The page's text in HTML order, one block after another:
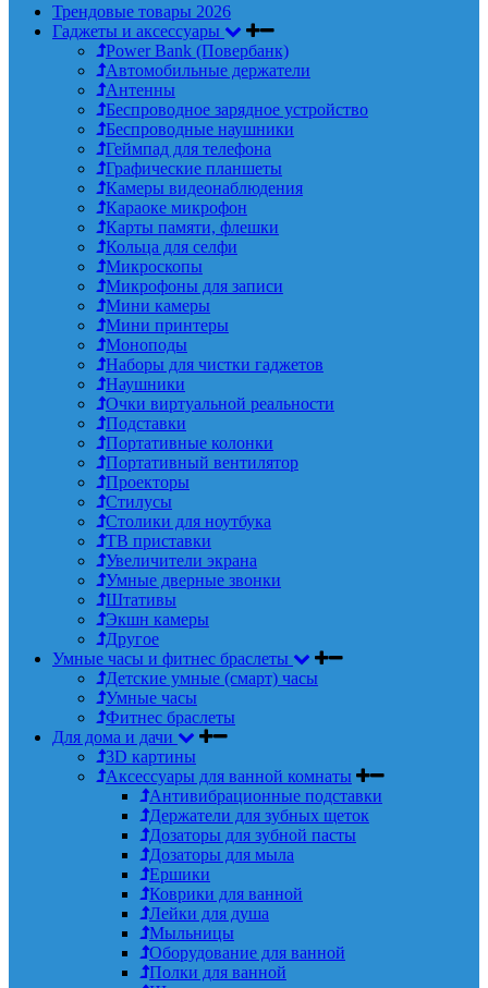
Трендовые товары 2026
Гаджеты и аксессуары
Power Bank (Повербанк)
Автомобильные держатели
Антенны
Беспроводное зарядное устройство
Беспроводные наушники
Геймпад для телефона
Графические планшеты
Камеры видеонаблюдения
Караоке микрофон
Карты памяти, флешки
Кольца для селфи
Микроскопы
Микрофоны для записи
Мини камеры
Мини принтеры
Моноподы
Наборы для чистки гаджетов
Наушники
Очки виртуальной реальности
Подставки
Портативные колонки
Портативный вентилятор
Проекторы
Стилусы
Столики для ноутбука
ТВ приставки
Увеличители экрана
Умные дверные звонки
Штативы
Экшн камеры
Другое
Умные часы и фитнес браслеты
Детские умные (смарт) часы
Умные часы
Фитнес браслеты
Для дома и дачи
3D картины
Аксессуары для ванной комнаты
Антивибрационные подставки
Держатели для зубных щеток
Дозаторы для зубной пасты
Дозаторы для мыла
Ершики
Коврики для ванной
Лейки для душа
Мыльницы
Оборудование для ванной
Полки для ванной